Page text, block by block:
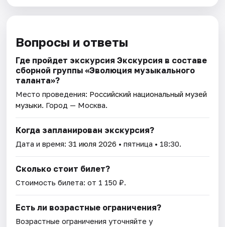
Вопросы и ответы
Где пройдет экскурсия Экскурсия в составе
сборной группы «Эволюция музыкального
талантa»?
Место проведения: Российский национальный музей
музыки. Город — Москва.
Когда запланирован экскурсия?
Дата и время:31 июля 2026 • пятница • 18:30.
Сколько стоит билет?
Стоимость билета: от 1 150 ₽.
Есть ли возрастные ограничения?
Возрастные ограничения уточняйте у